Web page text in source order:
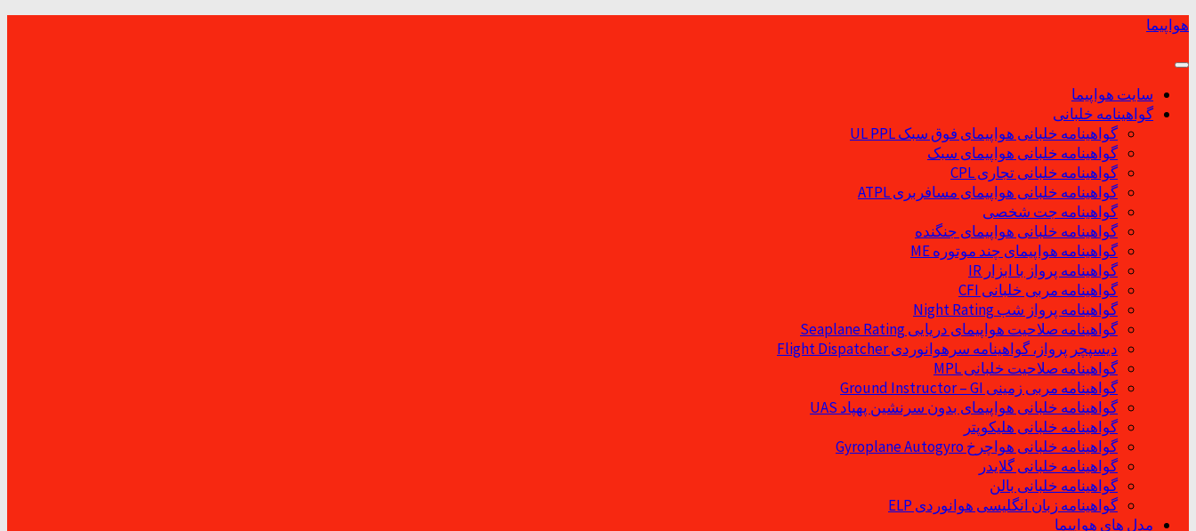
Skip
content
هواپیما
سایت هواپیما
گواهینامه خلبانی
گواهینامه خلبانی هواپیمای فوق سبک UL PPL
گواهینامه خلبانی هواپیمای سبک
گواهینامه خلبانی تجاری CPL
گواهینامه خلبانی هواپیمای مسافربری ATPL
گواهینامه جت شخصی
گواهینامه خلبانی هواپیمای جنگنده
گواهینامه هواپیمای چند موتوره ME
گواهینامه پرواز با ابزار IR
گواهینامه مربی خلبانی CFI
گواهینامه پرواز شب Night Rating
گواهینامه صلاحیت هواپیمای دریایی Seaplane Rating
دیسپچر پرواز، گواهینامه سرهوانوردی Flight Dispatcher
گواهینامه صلاحیت خلبانی MPL
گواهینامه مربی زمینی Ground Instructor – GI
گواهینامه خلبانی هواپیمای بدون سرنشین پهپاد UAS
گواهینامه خلبانی هلیکوپتر
گواهینامه خلبانی هواچرخ Gyroplane Autogyro
گواهینامه خلبانی گلایدر
گواهینامه خلبانی بالن
گواهینامه زبان انگلیسی هوانوردی ELP
مدل های هواپیما